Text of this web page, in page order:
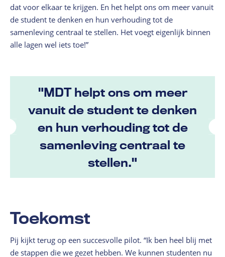
dat voor elkaar te krijgen. En het helpt ons om meer vanuit
de student te denken en hun verhouding tot de
samenleving centraal te stellen. Het voegt eigenlijk binnen
alle lagen wel iets toe!”
"MDT helpt ons om meer
vanuit de student te denken
en hun verhouding tot de
samenleving centraal te
stellen."
Toekomst
Pij kijkt terug op een succesvolle pilot. “Ik ben heel blij met
de stappen die we gezet hebben. We kunnen studenten nu